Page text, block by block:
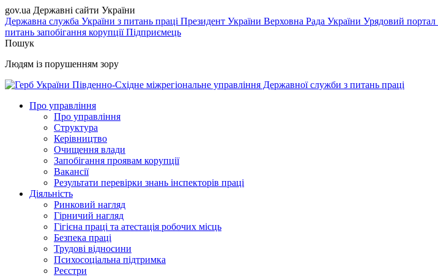
gov.ua Державні сайти України
Державна служба України з питань праці Президент України Верховна Рада України Урядовий портал
питань запобігання корупціїПідприємець
Пошук
Людям із порушенням зору
Південно-Східне міжрегіональне управління Державної служби з питань праці
Про управління
Про управління
Структура
Керівництво
Очищення влади
Запобігання проявам корупції
Вакансії
Результати перевірки знань інспекторів праці
Діяльність
Ринковий нагляд
Гірничий нагляд
Гігієна праці та атестація робочих місць
Безпека праці
Трудові відносини
Психосоціальна підтримка
Реєстри